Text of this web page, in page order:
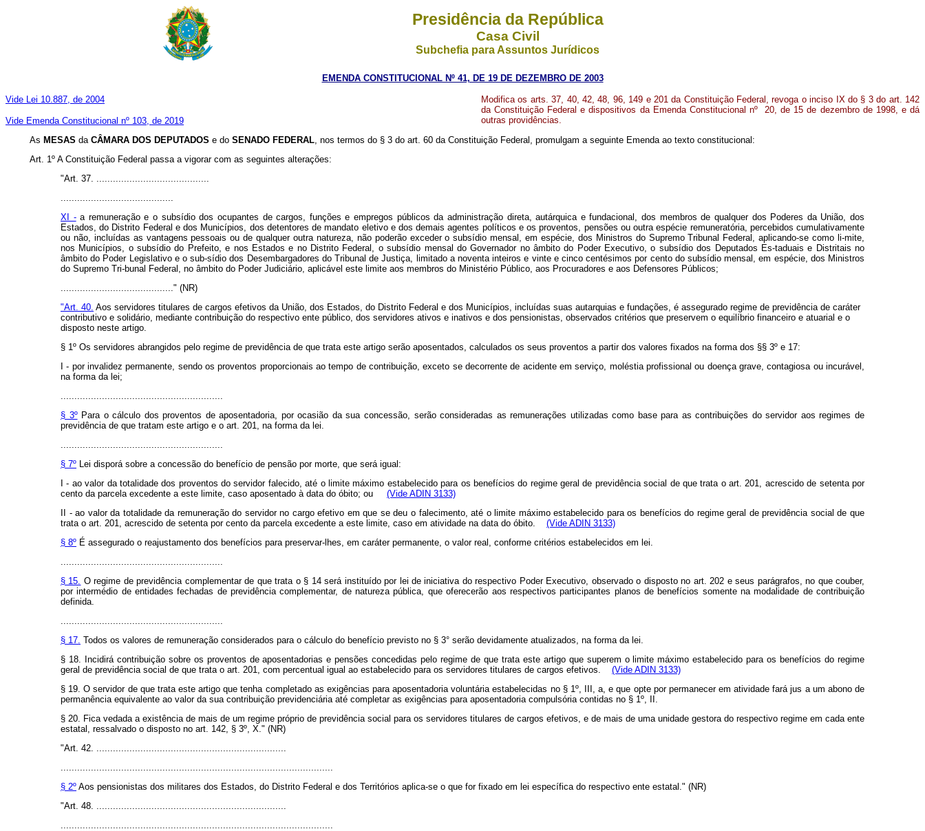
Presidência da República
Casa Civil
Subchefia para Assuntos Jurídicos
EMENDA CONSTITUCIONAL Nº 41, DE 19 DE DEZEMBRO DE 2003
Vide Lei 10.887, de 2004
Vide Emenda Constitucional nº 103, de 2019
Modifica os arts. 37, 40, 42, 48, 96, 149 e 201 da Constituição Federal, revoga o inciso IX do § 3 do art. 142
da Constituição Federal e dispositivos da Emenda Constitucional nº 20, de 15 de dezembro de 1998, e dá
outras providências.
As MESAS da CÂMARA DOS DEPUTADOS e do SENADO FEDERAL, nos termos do § 3 do art. 60 da Constituição Federal, promulgam a seguinte Emenda ao texto constitucional:
Art. 1º A Constituição Federal passa a vigorar com as seguintes alterações:
"Art. 37. .........................................
.........................................
XI -a remuneração e o subsídio dos ocupantes de cargos, funções e empregos públicos da administração direta, autárquica e fundacional, dos membros de qualquer dos Poderes da União, dos
Estados, do Distrito Federal e dos Municípios, dos detentores de mandato eletivo e dos demais agentes políticos e os proventos, pensões ou outra espécie remuneratória, percebidos cumulativamente
ou não, incluídas as vantagens pessoais ou de qualquer outra natureza, não poderão exceder o subsídio mensal, em espécie, dos Ministros do Supremo Tribunal Federal, aplicando-se como li-mite,
nos Municípios, o subsídio do Prefeito, e nos Estados e no Distrito Federal, o subsídio mensal do Governador no âmbito do Poder Executivo, o subsídio dos Deputados Es-taduais e Distritais no
âmbito do Poder Legislativo e o sub-sídio dos Desembargadores do Tribunal de Justiça, limitado a noventa inteiros e vinte e cinco centésimos por cento do subsídio mensal, em espécie, dos Ministros
do Supremo Tri-bunal Federal, no âmbito do Poder Judiciário, aplicável este limite aos membros do Ministério Público, aos Procuradores e aos Defensores Públicos;
........................................." (NR)
"Art. 40. Aos servidores titulares de cargos efetivos da União, dos Estados, do Distrito Federal e dos Municípios, incluídas suas autarquias e fundações, é assegurado regime de previdência de caráter
contributivo e solidário, mediante contribuição do respectivo ente público, dos servidores ativos e inativos e dos pensionistas, observados critérios que preservem o equilíbrio financeiro e atuarial e o
disposto neste artigo.
§ 1º Os servidores abrangidos pelo regime de previdência de que trata este artigo serão aposentados, calculados os seus proventos a partir dos valores fixados na forma dos §§ 3º e 17:
I - por invalidez permanente, sendo os proventos proporcionais ao tempo de contribuição, exceto se decorrente de acidente em serviço, moléstia profissional ou doença grave, contagiosa ou incurável,
na forma da lei;
...........................................................
§ 3ºPara o cálculo dos proventos de aposentadoria, por ocasião da sua concessão, serão consideradas as remunerações utilizadas como base para as contribuições do servidor aos regimes de
previdência de que tratam este artigo e o art. 201, na forma da lei.
...........................................................
§ 7º Lei disporá sobre a concessão do benefício de pensão por morte, que será igual:
I - ao valor da totalidade dos proventos do servidor falecido, até o limite máximo estabelecido para os benefícios do regime geral de previdência social de que trata o art. 201, acrescido de setenta por
cento da parcela excedente a este limite, caso aposentado à data do óbito; ou (Vide ADIN 3133)
II - ao valor da totalidade da remuneração do servidor no cargo efetivo em que se deu o falecimento, até o limite máximo estabelecido para os benefícios do regime geral de previdência social de que
trata o art. 201, acrescido de setenta por cento da parcela excedente a este limite, caso em atividade na data do óbito. (Vide ADIN 3133)
§ 8º É assegurado o reajustamento dos benefícios para preservar-lhes, em caráter permanente, o valor real, conforme critérios estabelecidos em lei.
...........................................................
§ 15. O regime de previdência complementar de que trata o § 14 será instituído por lei de iniciativa do respectivo Poder Executivo, observado o disposto no art. 202 e seus parágrafos, no que couber,
por intermédio de entidades fechadas de previdência complementar, de natureza pública, que oferecerão aos respectivos participantes planos de benefícios somente na modalidade de contribuição
definida.
...........................................................
§ 17. Todos os valores de remuneração considerados para o cálculo do benefício previsto no § 3° serão devidamente atualizados, na forma da lei.
§ 18. Incidirá contribuição sobre os proventos de aposentadorias e pensões concedidas pelo regime de que trata este artigo que superem o limite máximo estabelecido para os benefícios do regime
geral de previdência social de que trata o art. 201, com percentual igual ao estabelecido para os servidores titulares de cargos efetivos. (Vide ADIN 3133)
§ 19. O servidor de que trata este artigo que tenha completado as exigências para aposentadoria voluntária estabelecidas no § 1º, III, a, e que opte por permanecer em atividade fará jus a um abono de
permanência equivalente ao valor da sua contribuição previdenciária até completar as exigências para aposentadoria compulsória contidas no § 1º, II.
§ 20. Fica vedada a existência de mais de um regime próprio de previdência social para os servidores titulares de cargos efetivos, e de mais de uma unidade gestora do respectivo regime em cada ente
estatal, ressalvado o disposto no art. 142, § 3º, X." (NR)
"Art. 42. .....................................................................
...................................................................................................
§ 2º Aos pensionistas dos militares dos Estados, do Distrito Federal e dos Territórios aplica-se o que for fixado em lei específica do respectivo ente estatal." (NR)
"Art. 48. .....................................................................
...................................................................................................